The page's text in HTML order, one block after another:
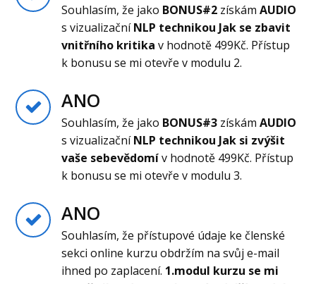
Souhlasím, že jako BONUS#2 získámAUDIO
s vizualizačníNLP technikou Jak se zbavit
vnitřního kritika v hodnotě 499Kč. Přístup
k bonusu se mi otevře v modulu 2.
ANO
Souhlasím, že jako BONUS#3 získámAUDIO
s vizualizačníNLP technikou Jak si zvýšit
vaše sebevědomív hodnotě 499Kč. Přístup
k bonusu se mi otevře v modulu 3.
ANO
Souhlasím, že přístupové údaje ke členské
sekci online kurzu obdržím na svůj e-mail
ihned po zaplacení. 1.modul kurzu se mi